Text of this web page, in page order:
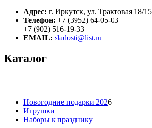
Адрес: г. Иркутск, ул. Трактовая 18/15
Телефон: +7 (3952) 64-05-03
+7 (902) 516-19-33
EMAIL: sladosti@list.ru
Каталог
Новогодние подарки 2026
Игрушки
Наборы к празднику